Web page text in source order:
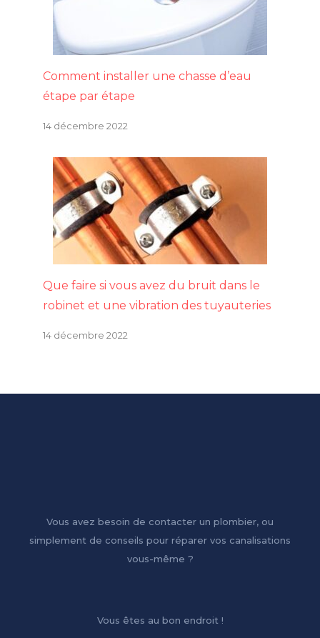
Comment installer une chasse d’eau
étape par étape
14 décembre 2022
Que faire si vous avez du bruit dans le
robinet et une vibration des tuyauteries
14 décembre 2022
Vous avez besoin de contacter un plombier, ou
simplement de conseils pour réparer vos canalisations
vous-même ?
Vous êtes au bon endroit !